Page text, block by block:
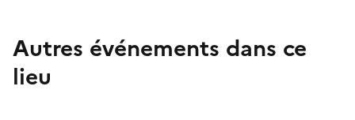
Autres événements dans ce
lieu